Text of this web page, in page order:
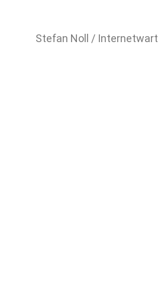
Stefan Noll / Internetwart